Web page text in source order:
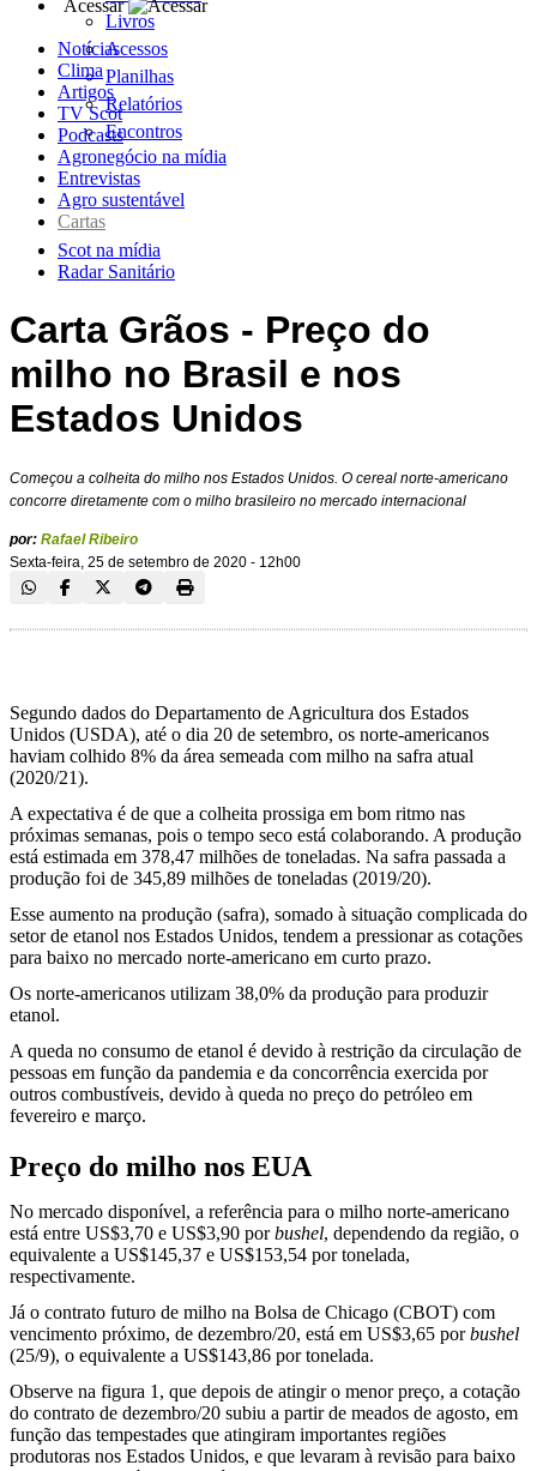
Livros
Acessos
Planilhas
Relatórios
Encontros
Acessar
Notícias
Clima
Artigos
TV Scot
Podcasts
Agronegócio na mídia
Entrevistas
Agro sustentável
Cartas
Scot na mídia
Radar Sanitário
Carta Grãos - Preço do
milho no Brasil e nos
Estados Unidos
Começou a colheita do milho nos Estados Unidos. O cereal norte-americano
concorre diretamente com o milho brasileiro no mercado internacional
por: Rafael Ribeiro
Sexta-feira, 25 de setembro de 2020 - 12h00
Segundo dados do Departamento de Agricultura dos Estados
Unidos (USDA), até o dia 20 de setembro, os norte-americanos
haviam colhido 8% da área semeada com milho na safra atual
(2020/21).
A expectativa é de que a colheita prossiga em bom ritmo nas
próximas semanas, pois o tempo seco está colaborando. A produção
está estimada em 378,47 milhões de toneladas. Na safra passada a
produção foi de 345,89 milhões de toneladas (2019/20).
Esse aumento na produção (safra), somado à situação complicada do
setor de etanol nos Estados Unidos, tendem a pressionar as cotações
para baixo no mercado norte-americano em curto prazo.
Os norte-americanos utilizam 38,0% da produção para produzir
etanol.
A queda no consumo de etanol é devido à restrição da circulação de
pessoas em função da pandemia e da concorrência exercida por
outros combustíveis, devido à queda no preço do petróleo em
fevereiro e março.
Preço do milho nos EUA
No mercado disponível, a referência para o milho norte-americano
está entre US$3,70 e US$3,90 porbushel, dependendo da região, o
equivalente a US$145,37 e US$153,54 por tonelada,
respectivamente.
Já o contrato futuro de milho na Bolsa de Chicago (CBOT) com
vencimento próximo, de dezembro/20, está em US$3,65 porbushel
(25/9), o equivalente a US$143,86 por tonelada.
Observe na figura 1, que depois de atingir o menor preço, a cotação
do contrato de dezembro/20 subiu a partir de meados de agosto, em
função das tempestades que atingiram importantes regiões
produtoras nos Estados Unidos, e que levaram à revisão para baixo